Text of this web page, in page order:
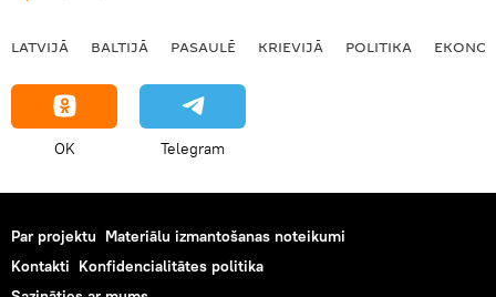
LATVIJĀ BALTIJĀ PASAULĒ KRIEVIJĀ POLITIKA
OK Telegram
Par projektu Materiālu izmantošanas noteikumi
Kontakti Konfidencialitātes politika